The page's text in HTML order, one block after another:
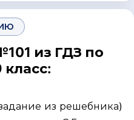
из ГДЗ по
из решебника)